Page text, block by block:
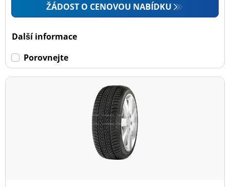
ŽÁDOST O CENOVOU NABÍDKU
Další informace
Porovnejte